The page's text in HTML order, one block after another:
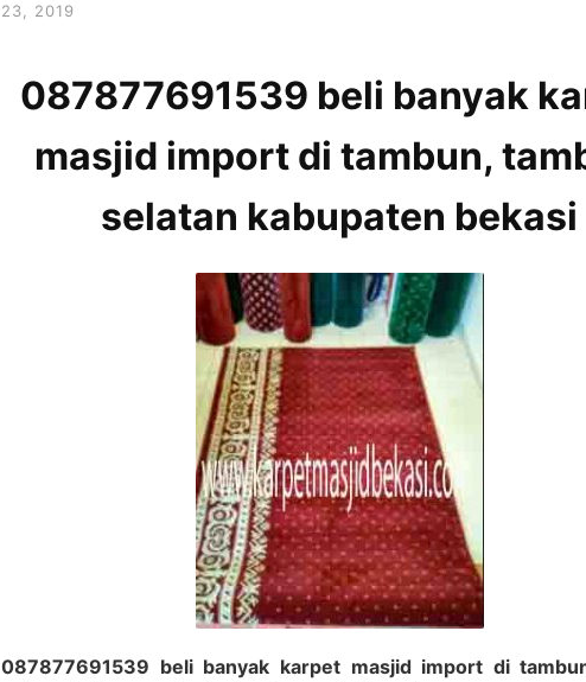
23, 2019
087877691539 beli banyak
masjid import di tambun,
selatan kabupaten bekasi
087877691539 beli banyak karpet masjid import di